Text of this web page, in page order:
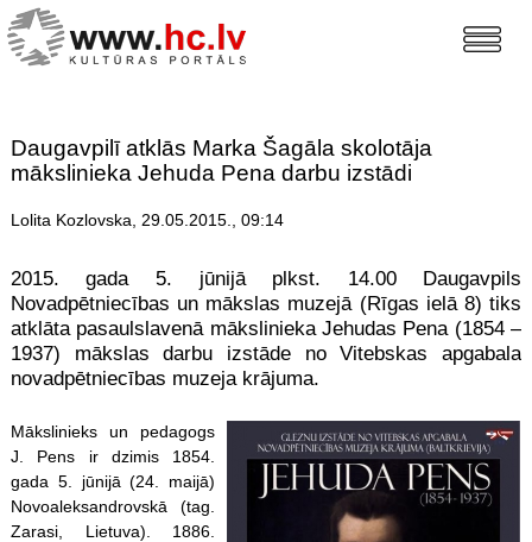
Daugavpilī atklās Marka Šagāla skolotāja
mākslinieka Jehuda Pena darbu izstādi
Lolita Kozlovska, 29.05.2015., 09:14
2015. gada 5. jūnijā plkst. 14.00 Daugavpils
Novadpētniecības un mākslas muzejā (Rīgas ielā 8) tiks
atklāta pasaulslavenā mākslinieka Jehudas Pena (1854 –
1937) mākslas darbu izstāde no Vitebskas apgabala
novadpētniecības muzeja krājuma.
Mākslinieks un pedagogs
J. Pens ir dzimis 1854.
gada 5. jūnijā (24. maijā)
Novoaleksandrovskā (tag.
Zarasi, Lietuva). 1886.